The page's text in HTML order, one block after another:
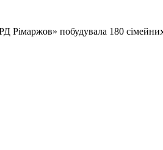
побудувала 180